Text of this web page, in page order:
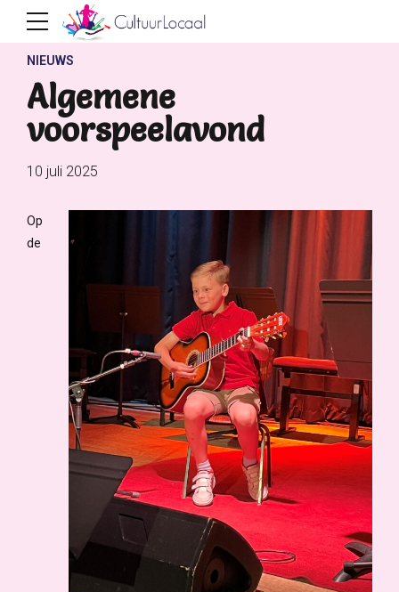
NIEUWS
Algemene
voorspeelavond
10 juli 2025
Op
de